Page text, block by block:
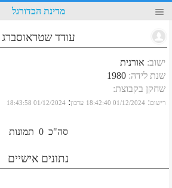
מדינת הכדורגל
עודד שטראוסברג
ישוב: אורנית
שנת לידה:
1980
שחקן בקבוצת:
רישום:
01/12/2024 18:42:40 עדכון:
01/12/2024 18:43:58
סה"כ 0 תמונות
נתונים אישיים